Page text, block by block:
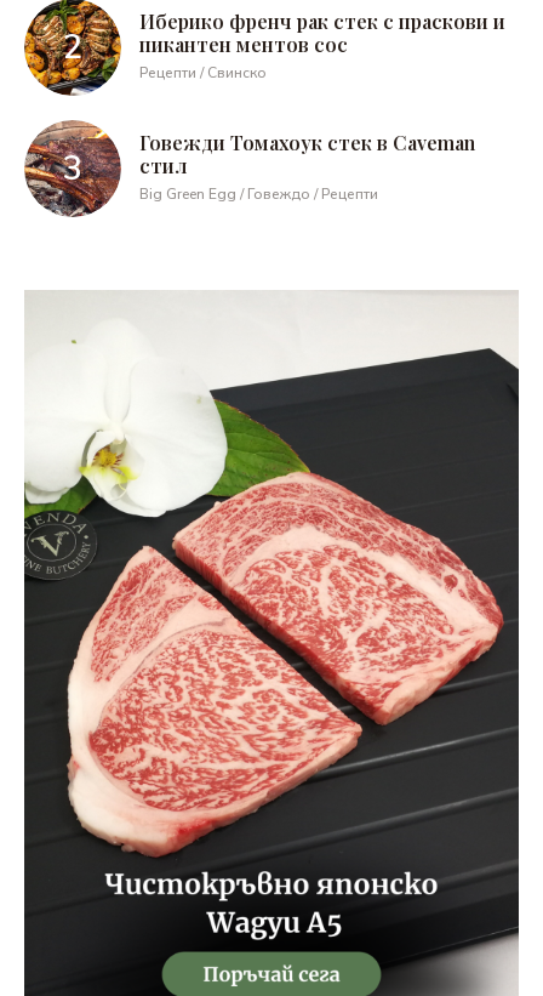
Иберико френч рак стек с праскови и
пикантен ментов сос
Рецепти / Свинско
Говежди Томахоук стек в Caveman
стил
Big Green Egg / Говеждо / Рецепти